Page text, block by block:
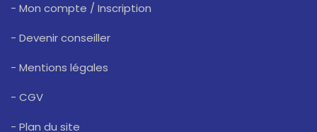
- Mon compte / Inscription
- Devenir conseiller
- Mentions légales
- CGV
- Plan du site